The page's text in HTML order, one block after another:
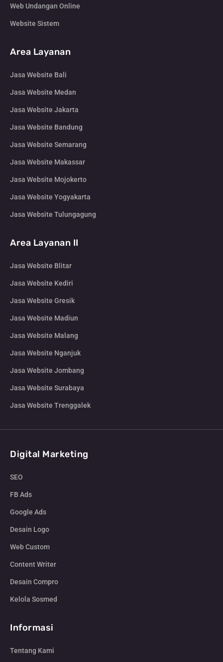
Web Undangan Online
Website Sistem
Area Layanan
Jasa Website Bali
Jasa Website Medan
Jasa Website Jakarta
Jasa Website Bandung
Jasa Website Semarang
Jasa Website Makassar
Jasa Website Mojokerto
Jasa Website Yogyakarta
Jasa Website Tulungagung
Area Layanan II
Jasa Website Blitar
Jasa Website Kediri
Jasa Website Gresik
Jasa Website Madiun
Jasa Website Malang
Jasa Website Nganjuk
Jasa Website Jombang
Jasa Website Surabaya
Jasa Website Trenggalek
Digital Marketing
SEO
FB Ads
Google Ads
Desain Logo
Web Custom
Content Writer
Desain Compro
Kelola Sosmed
Informasi
Tentang Kami